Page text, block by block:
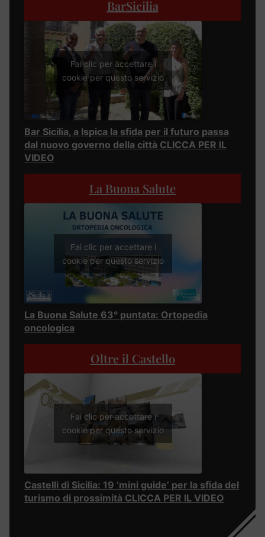
BarSicilia
Fai clic per accettare i
cookie per questo servizio
Bar Sicilia, a Ispica la sfida per il futuro passa
dal nuovo governo della città CLICCA PER IL
VIDEO
La Buona Salute
Fai clic per accettare i
cookie per questo servizio
La Buona Salute 63° puntata: Ortopedia
oncologica
Oltre il Castello
Fai clic per accettare i
cookie per questo servizio
Castelli di Sicilia: 19 ‘mini guide’ per la sfida del
turismo di prossimità CLICCA PER IL VIDEO